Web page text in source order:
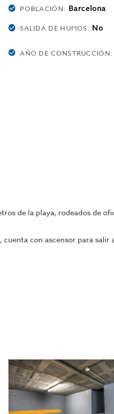
POBLACIÓN: Barcelona
SALIDA DE HUMOS: No
AÑO DE CONSTRUCCIÓN:
de la playa, rodeados de
con ascensor para salir
visite nuestro portal;